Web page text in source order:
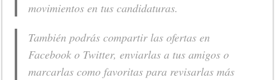
movimientos en tus candidaturas.
También podrás compartir las ofertas en
Facebook o Twitter, enviarlas a tus amigos o
marcarlas como favoritas para revisarlas más